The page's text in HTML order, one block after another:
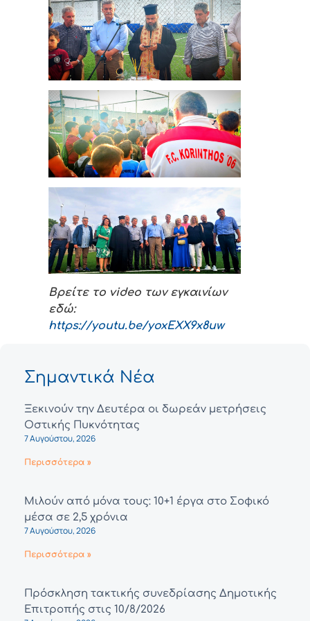
Βρείτε το video των εγκαινίων
εδώ:
https://youtu.be/yoxEXX9x8uw
Σημαντικά Νέα
Ξεκινούν την Δευτέρα οι δωρεάν μετρήσεις
Οστικής Πυκνότητας
7 Αυγούστου, 2026
Περισσότερα »
Μιλούν από μόνα τους: 10+1 έργα στο Σοφικό
μέσα σε 2,5 χρόνια
7 Αυγούστου, 2026
Περισσότερα »
Πρόσκληση τακτικής συνεδρίασης Δημοτικής
Επιτροπής στις 10/8/2026